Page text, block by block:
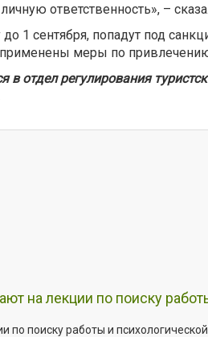
ответственность», –
1 сентября, попадут под
меры по
отдел регулирования
на лекции по поиску
поиску работы и